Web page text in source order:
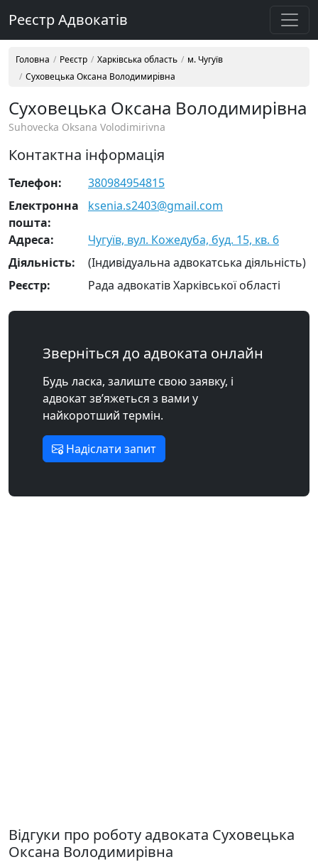
Реєстр Адвокатів
Головна Реєстр Харківська область
м. Чугуїв
Суховецька Оксана Володимирівна
Суховецька Оксана Володимирівна
Suhovecka Oksana Volodimirivna
Контактна інформація
Телефон:
380984954815
Електронна
пошта:
ksenia.s2403@gmail.com
Адреса:
Чугуїв, вул. Кожедуба, буд. 15, кв. 6
Діяльність:
(Індивідуальна адвокатська діяльність)
Реєстр:
Рада адвокатів Харківської області
Зверніться до адвоката онлайн
Будь ласка, залиште свою заявку, і
адвокат зв’яжеться з вами у
найкоротший термін.
Надіслати запит
Відгуки про роботу адвоката Суховецька
Оксана Володимирівна